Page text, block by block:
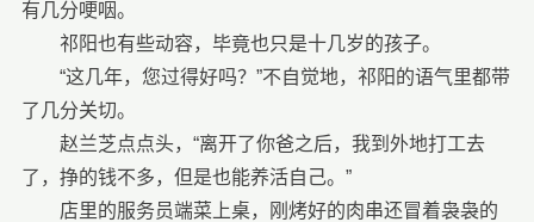
有几分哽咽。
祁阳也有些动容，毕竟也只是十几岁的孩子。
“这几年，您过得好吗？”不自觉地，祁阳的语气里都带
了几分关切。
赵兰芝点点头，“离开了你爸之后，我到外地打工去
了，挣的钱不多，但是也能养活自己。”
店里的服务员端菜上桌，刚烤好的肉串还冒着袅袅的